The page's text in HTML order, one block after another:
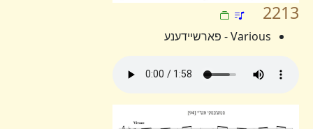
2213
Various - פארשיידענע